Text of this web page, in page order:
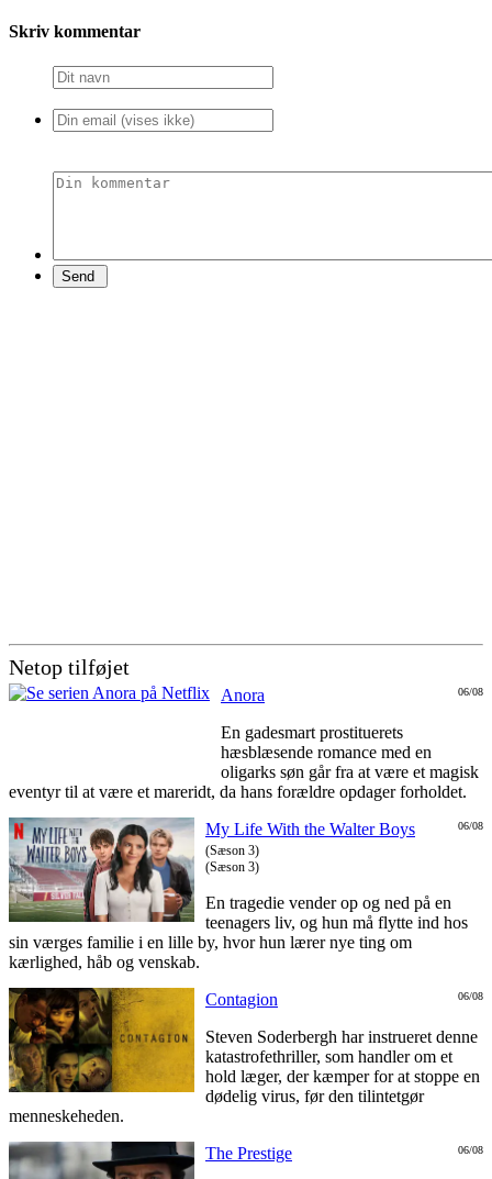
Skriv kommentar
Netop tilføjet
06/08
Anora
En gadesmart prostituerets
hæsblæsende romance med en
oligarks søn går fra at være et magisk
eventyr til at være et mareridt, da hans forældre opdager forholdet.
06/08
My Life With the Walter Boys
(Sæson 3)
(Sæson 3)
En tragedie vender op og ned på en
teenagers liv, og hun må flytte ind hos
sin værges familie i en lille by, hvor hun lærer nye ting om
kærlighed, håb og venskab.
06/08
Contagion
Steven Soderbergh har instrueret denne
katastrofethriller, som handler om et
hold læger, der kæmper for at stoppe en
dødelig virus, før den tilintetgør
menneskeheden.
06/08
The Prestige